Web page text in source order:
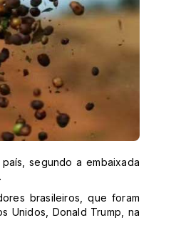
segundo a embaixada
brasileiros, que foram
Unidos, Donald Trump, na